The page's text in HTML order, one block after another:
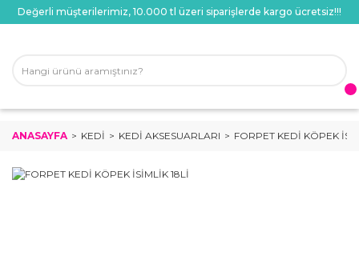
Değerli müşterilerimiz, 10.000 tl üzeri siparişlerde kargo ücretsiz!!!
ANASAYFA KEDI KEDI AKSESUARLARI FORPET KEDİ KÖPEK